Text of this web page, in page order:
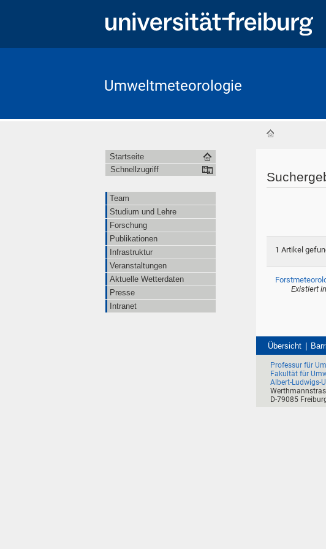
Umweltmeteorologie
1 Artikel
Existiert in
Startseite
Schnellzugriff
Team
Studium und Lehre
Forschung
Publikationen
Infrastruktur
Veranstaltungen
Aktuelle Wetterdaten
Presse
Intranet
Übersicht
Professur für
Fakultät für
Albert-Ludwigs-
D-79085